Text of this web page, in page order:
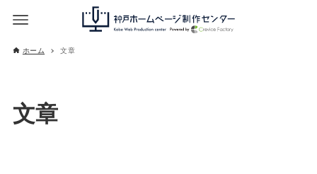
ホーム 文章
文章